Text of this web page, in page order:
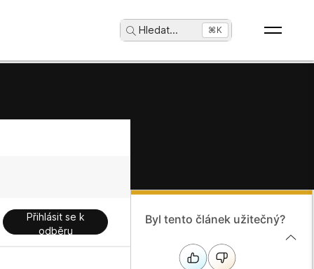
Hledat... ⌘K
Přihlásit se k
odběru
Byl tento článek užitečný?